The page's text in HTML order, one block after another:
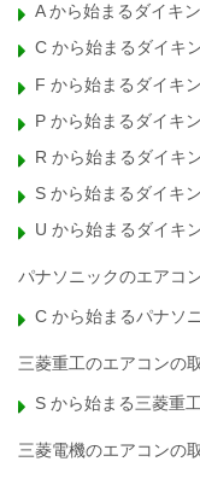
A から始まるダイキ
C から始まるダイキ
F から始まるダイキ
P から始まるダイキ
R から始まるダイキ
S から始まるダイキ
U から始まるダイキ
パナソニックのエアコ
C から始まるパナソ
三菱重工のエアコンの
S から始まる三菱重
三菱電機のエアコンの